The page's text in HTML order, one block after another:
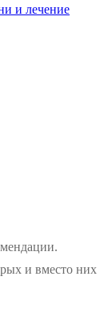
и лечение
и вместо них